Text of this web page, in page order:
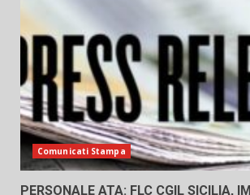
Comunicati Stampa
PERSONALE ATA: FLC CGIL SICILIA,